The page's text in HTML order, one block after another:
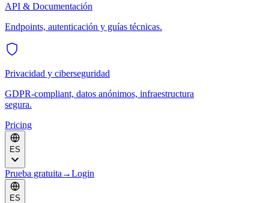
API & Documentación
Endpoints, autenticación y guías técnicas.
Privacidad y ciberseguridad
GDPR-compliant, datos anónimos, infraestructura
segura.
Pricing
ES
Prueba gratuita →Login
ES